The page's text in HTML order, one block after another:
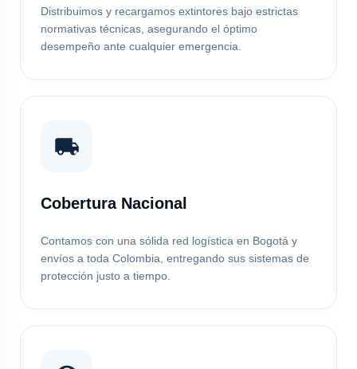
Distribuimos y recargamos extintores bajo estrictas
normativas técnicas, asegurando el óptimo
desempeño ante cualquier emergencia.
Cobertura Nacional
Contamos con una sólida red logística en Bogotá y
envíos a toda Colombia, entregando sus sistemas de
protección justo a tiempo.